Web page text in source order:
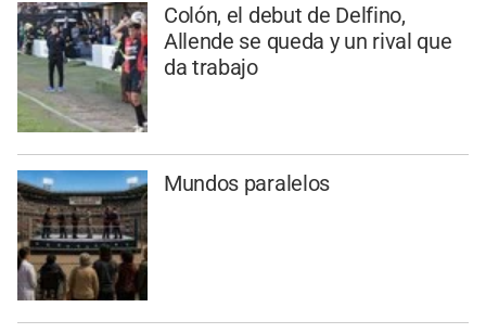
Colón, el debut de Delfino,
Allende se queda y un rival que
da trabajo
Mundos paralelos